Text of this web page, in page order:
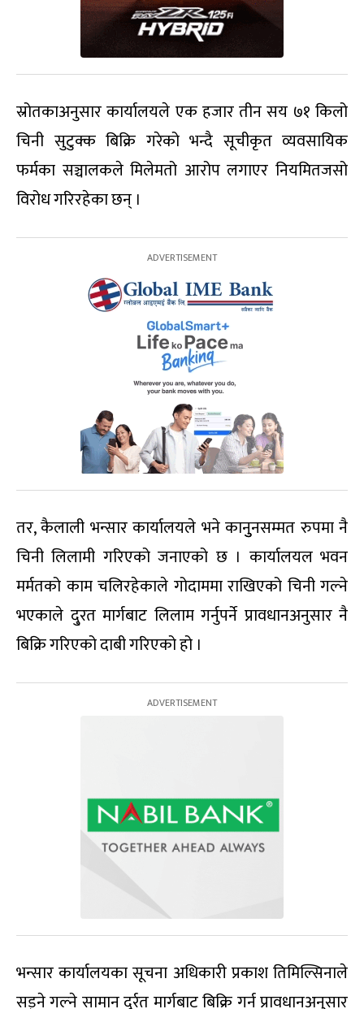
स्रोतकाअनुसार कार्यालयले एक हजार तीन सय ७१ किलो
चिनी सुटुक्क बिक्रि गरेको भन्दै सूचीकृत व्यवसायिक
फर्मका सञ्चालकले मिलेमतो आरोप लगाएर नियमितजसो
विरोध गरिरहेका छन् ।
तर, कैलाली भन्सार कार्यालयले भने कानुुनसम्मत रुपमा नै
चिनी लिलामी गरिएको जनाएको छ । कार्यालयल भवन
मर्मतको काम चलिरहेकाले गोदाममा राखिएको चिनी गल्ने
भएकाले दु्रत मार्गबाट लिलाम गर्नुपर्ने प्रावधानअनुसार नै
बिक्रि गरिएको दाबी गरिएको हो ।
भन्सार कार्यालयका सूचना अधिकारी प्रकाश तिमिल्सिनाले
सड्ने गल्ने सामान दु्र्रत मार्गबाट बिक्रि गर्न प्रावधानअनुसार